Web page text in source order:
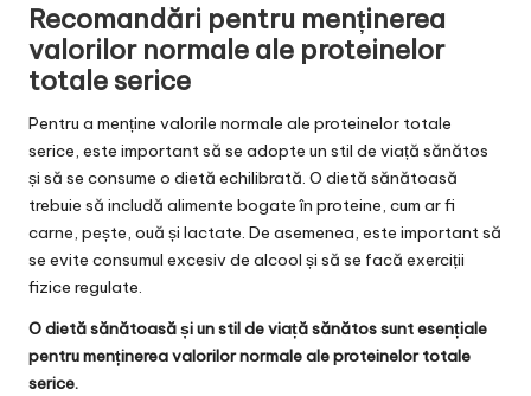
Recomandări pentru menținerea
valorilor normale ale proteinelor
totale serice
Pentru a menține valorile normale ale proteinelor totale
serice, este important să se adopte un stil de viață sănătos
și să se consume o dietă echilibrată. O dietă sănătoasă
trebuie să includă alimente bogate în proteine, cum ar fi
carne, pește, ouă și lactate. De asemenea, este important să
se evite consumul excesiv de alcool și să se facă exerciții
fizice regulate.
O dietă sănătoasă și un stil de viață sănătos sunt esențiale
pentru menținerea valorilor normale ale proteinelor totale
serice.